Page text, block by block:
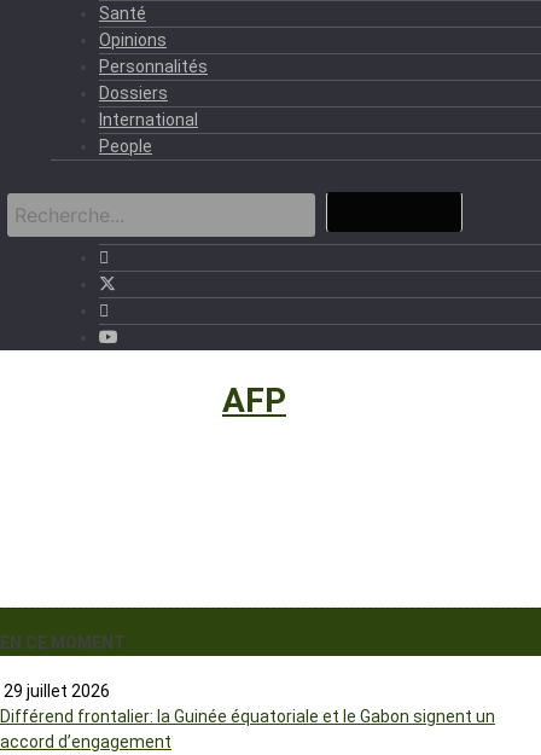
Santé
Opinions
Personnalités
Dossiers
International
People
AFP
EN CE MOMENT
29 juillet 2026
Différend frontalier: la Guinée équatoriale et le Gabon signent un
accord d’engagement